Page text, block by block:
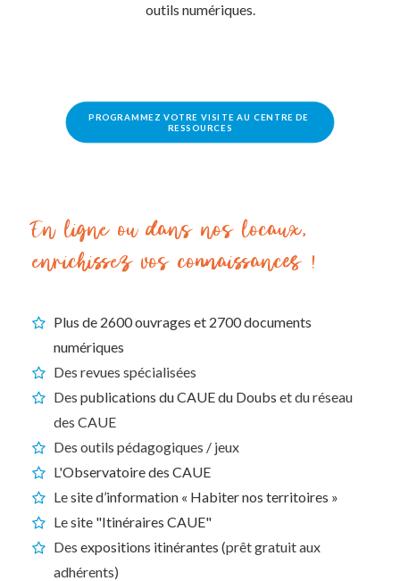
outils numériques.
PROGRAMMEZ VOTRE VISITE AU CENTRE DE
RESSOURCES
En ligne ou dans nos locaux,
enrichissez vos connaissances !
Plus de 2600 ouvrages et 2700 documents
numériques
Des revues spécialisées
Des publications du CAUE du Doubs et du réseau
des CAUE
Des outils pédagogiques / jeux
L'Observatoire des CAUE
Lesite d’information « Habiter nos territoires »
Lesite "Itinéraires CAUE"
Des expositions itinérantes (prêt gratuit aux
adhérents)